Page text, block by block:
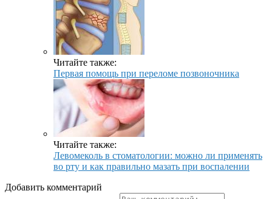
Читайте также:
Первая помощь при переломе позвоночника
Читайте также:
Левомеколь в стоматологии: можно ли применять
во рту и как правильно мазать при воспалении
Добавить комментарий